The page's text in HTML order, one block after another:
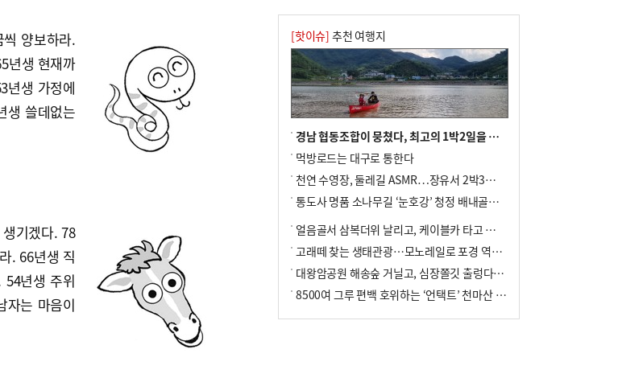
양보하라.
년생 현재까
년생 가정에
생 쓸데없는
기겠다. 78
. 66년생 직
년생 주위
자는 마음이
[핫이슈] 추천 여행지
경남 협동조합이 뭉쳤다, 최고의 1박2일을 위해
먹방로드는 대구로 통한다
천연 수영장, 둘레길 ASMR…장유서 2박3일 소확행
통도사 명품 소나무길 ‘눈호강’ 청정 배내골서 더위 싹
얼음골서 삼복더위 날리고, 케이블카 타고 신선놀음
고래떼 찾는 생태관광…모노레일로 포경 역사여행
대왕암공원 해송숲 거닐고, 심장쫄깃 출렁다리 건너봐
8500여 그루 편백 호위하는 ‘언택트’ 천마산 산림욕장